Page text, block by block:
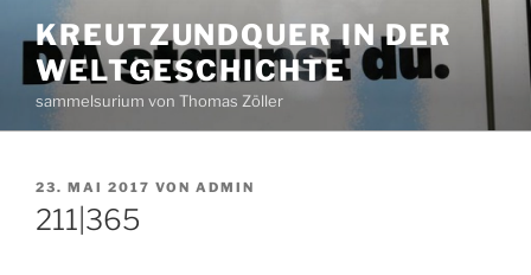
Inhalt
springen
KREUTZUNDQUER IN DER
WELTGESCHICHTE
sammelsurium von Thomas Zöller
VERÖFFENTLICHT
AM
23. MAI 2017 VON ADMIN
211|365